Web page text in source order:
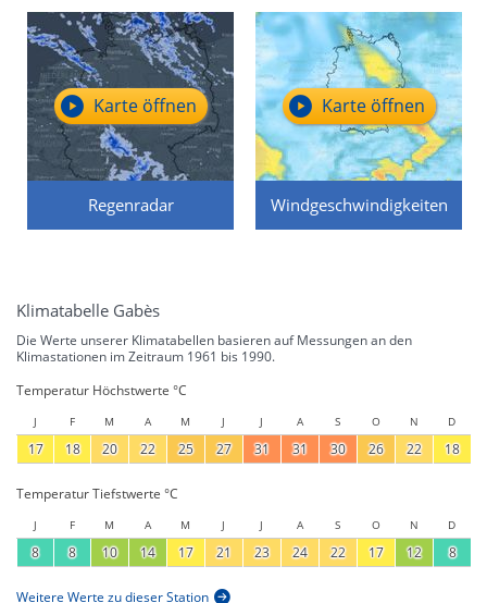
Regenradar
Karte öffnen
Windgeschwindigkeiten
Karte öffnen
Klimatabelle Gabès
Die Werte unserer Klimatabellen basieren auf Messungen an den
Klimastationen im Zeitraum 1961 bis 1990.
Temperatur Höchstwerte °C
J F M A M J J A S O N D
17 18 20 22 25 27 31 31 30 26 22 18
Temperatur Tiefstwerte °C
J F M A M J J A S O N D
8 8 10 14 17 21 23 24 22 17 12 8
Weitere Werte zu dieser Station